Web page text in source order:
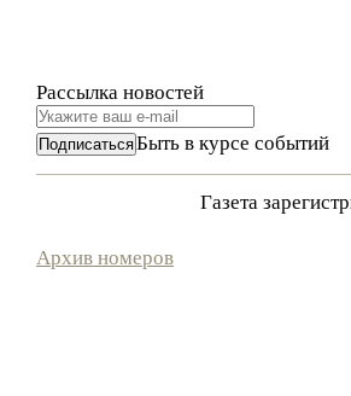
Рассылка новостей
Быть в курсе событий
Газета
Архив номеров